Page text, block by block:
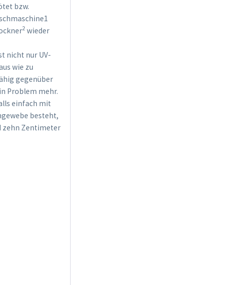
bzw.
2 wieder
nicht nur UV-
wie zu
gegenüber
Problem mehr.
einfach mit
besteht,
zehn Zentimeter